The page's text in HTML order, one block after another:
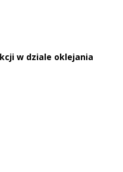
w dziale oklejania